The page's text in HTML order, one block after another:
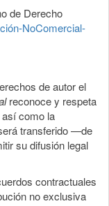
de Derecho
NoComercial-
de autor el
reconoce y respeta
como la
transferido —de
su difusión legal
contractuales
no exclusiva